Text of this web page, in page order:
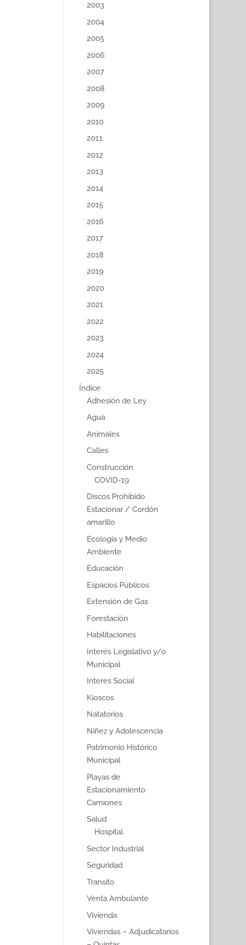
2003
2004
2005
2006
2007
2008
2009
2010
2011
2012
2013
2014
2015
2016
2017
2018
2019
2020
2021
2022
2023
2024
2025
Índice
Adhesión de Ley
Agua
Animales
Calles
Construcción
COVID-19
Discos Prohibido
Estacionar / Cordón
amarillo
Ecología y Medio
Ambiente
Educación
Espacios Públicos
Extensión de Gas
Forestación
Habilitaciones
Interés Legislativo y/o
Municipal
Interes Social
Kioscos
Natatorios
Niñez y Adolescencia
Patrimonio Histórico
Municipal
Playas de
Estacionamiento
Camiones
Salud
Hospital
Sector Industrial
Seguridad
Transito
Venta Ambulante
Vivienda
Viviendas – Adjudicatarios